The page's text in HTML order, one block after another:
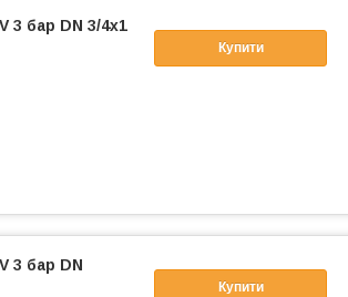
Купити
3 бар DN 3/4х1
Купити
3 бар DN